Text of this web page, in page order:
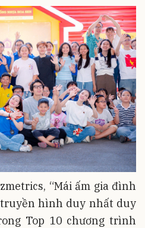
“Mái ấm gia đình
hình duy nhất duy
Top 10 chương trình